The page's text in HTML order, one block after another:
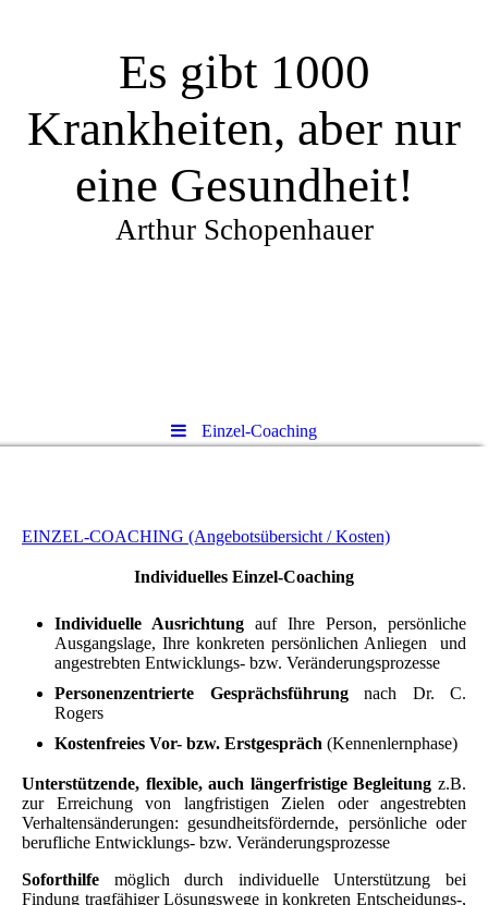
Es gibt 1000
Krankheiten, aber nur
eine Gesundheit!
Arthur Schopenhauer
Einzel-Coaching
EINZEL-COACHING (Angebotsübersicht / Kosten)
Individuelles Einzel-Coaching
Individuelle Ausrichtung auf Ihre Person, persönliche
Ausgangslage, Ihre konkreten persönlichen Anliegen und
angestrebten Entwicklungs- bzw. Veränderungsprozesse
Personenzentrierte Gesprächsführung nach Dr. C.
Rogers
Kostenfreies Vor- bzw. Erstgespräch (Kennenlernphase)
Unterstützende, flexible, auch längerfristige Begleitung z.B.
zur Erreichung von langfristigen Zielen oder angestrebten
Verhaltensänderungen: gesundheitsfördernde, persönlicheoder
berufliche Entwicklungs- bzw. Veränderungsprozesse
Soforthilfe möglich durch individuelle Unterstützung bei
Findung tragfähiger Lösungswege in konkreten Entscheidungs-,